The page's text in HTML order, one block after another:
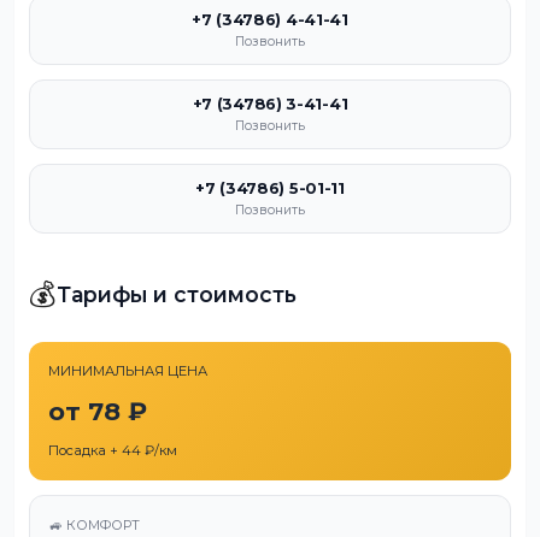
+7 (34786) 4-41-41
Позвонить
+7 (34786) 3-41-41
Позвонить
+7 (34786) 5-01-11
Позвонить
💰Тарифы и стоимость
МИНИМАЛЬНАЯ ЦЕНА
от 78 ₽
Посадка + 44 ₽/км
🚙 КОМФОРТ